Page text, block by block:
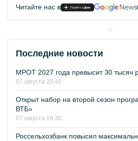
Читайте нас в
Последние новости
МРОТ 2027 года превысит 30 тысяч
07 августа 20:46
Открыт набор на второй сезон
ВТБ»
07 августа 16:30
Россельхозбанк повысил